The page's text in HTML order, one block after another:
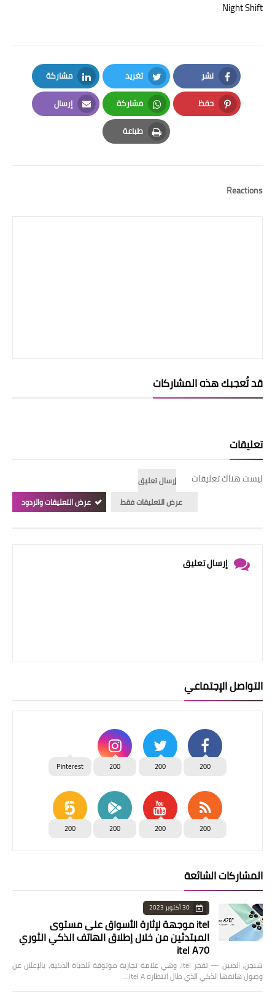
Night Shift
نشر
Facebook
تغريد
Twitter
مشاركة
LinkedIn
حفظ
Pinterest
مشاركة
Whatsapp
إرسال
Email
طباعة
Print
Reactions
قد تُعجبك هذه المشاركات
تعليقات
ليست هناك تعليقات
إرسال تعليق
عرض التعليقات فقط
عرض التعليقات والردود
إرسال تعليق
التواصل الإجتماعي
200
200
200
Pinterest
200
200
200
200
المشاركات الشائعة
30 أكتوبر 2023
itel موجهة لإثارة الأسواق على مستوى
المبتدئين من خلال إطلاق الهاتف الذكي الثوري
itel A70
شنجن، الصين — تفخر itel، وهي علامة تجارية موثوقة للحياة الذكية، بالإعلان عن
وصول هاتفها الذكي الذي طال انتظاره itel A…